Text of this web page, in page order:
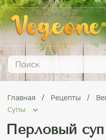
Главная Рецепты
Супы
Перловый